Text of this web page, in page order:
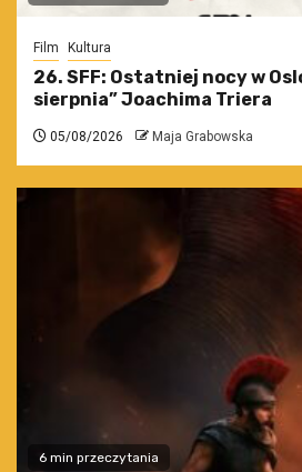
Film Kultura
26. SFF: Ostatniej nocy w
sierpnia” Joachima Triera
05/08/2026 Maja Grabowska
6 min przeczytania